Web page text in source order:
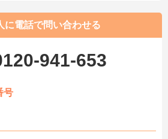
に電話で問い合わせる
941-653
号